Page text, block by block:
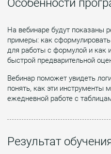
Особенности
На вебинаре будут показаны
примеры: как
для работы с формулой и как
быстрой предварительной
Вебинар поможет увидеть
понять, как эти инструменты
ежедневной работе с
Результат